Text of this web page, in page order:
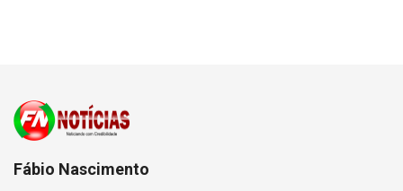
Fábio Nascimento